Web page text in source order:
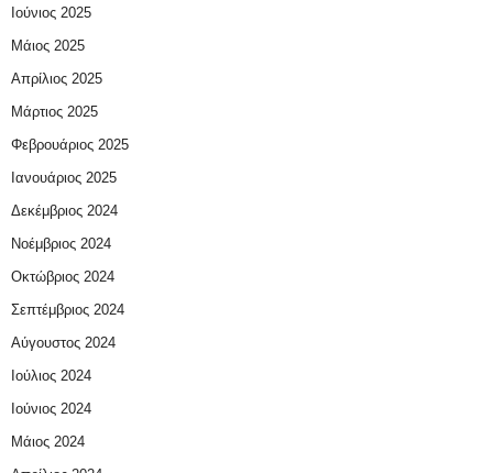
Ιούνιος 2025
Μάιος 2025
Απρίλιος 2025
Μάρτιος 2025
Φεβρουάριος 2025
Ιανουάριος 2025
Δεκέμβριος 2024
Νοέμβριος 2024
Οκτώβριος 2024
Σεπτέμβριος 2024
Αύγουστος 2024
Ιούλιος 2024
Ιούνιος 2024
Μάιος 2024